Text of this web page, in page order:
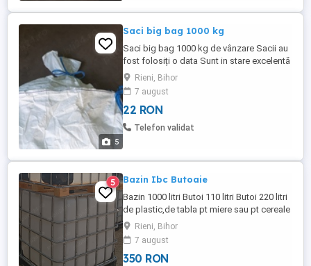
5
Saci big bag 1000 kg
Saci big bag 1000 kg de vânzare Sacii au
fost folosiți o data Sunt in stare excelentă
Nu sunt rupți sau copți Au gura de
umplere și de golire 4 mânere de ridicare
Dim 80 90 140 In. Rieni Bihor O723.90.
89.94 O721, 243,336
Rieni, Bihor
7 august
22 RON
Telefon validat
5 Bazin Ibc Butoaie
Bazin 1000 litri Butoi 110 litri Butoi 220 litri
de plastic,de tabla pt miere sau pt cereale
Damigeana sticla 54 L Locația. Rieni Bihor
Tel
Rieni, Bihor
7 august
350 RON